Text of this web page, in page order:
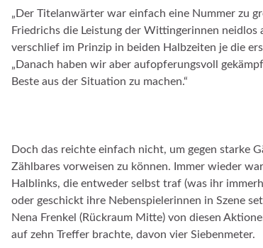
„Der Titelanwärter war einfach eine Nummer zu
Friedrichs die Leistung der Wittingerinnen neidlos
verschlief im Prinzip in beiden Halbzeiten je die
„Danach haben wir aber aufopferungsvoll
Beste aus der Situation zu machen.“
Doch das reichte einfach nicht, um gegen starke
Zählbares vorweisen zu können. Immer wieder
Halblinks, die entweder selbst traf (was ihr
oder geschickt ihre Nebenspielerinnen in Szene
Nena Frenkel (Rückraum Mitte) von diesen
auf zehn Treffer brachte, davon vier Siebenmeter.